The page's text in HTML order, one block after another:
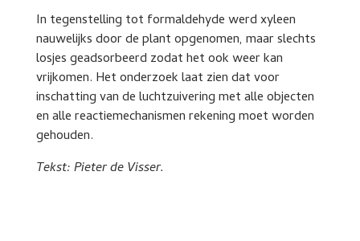
In tegenstelling tot formaldehyde werd xyleen
nauwelijks door de plant opgenomen, maar slechts
losjes geadsorbeerd zodat het ook weer kan
vrijkomen. Het onderzoek laat zien dat voor
inschatting van de luchtzuivering met alle objecten
en alle reactiemechanismen rekening moet worden
gehouden.
Tekst: Pieter de Visser.